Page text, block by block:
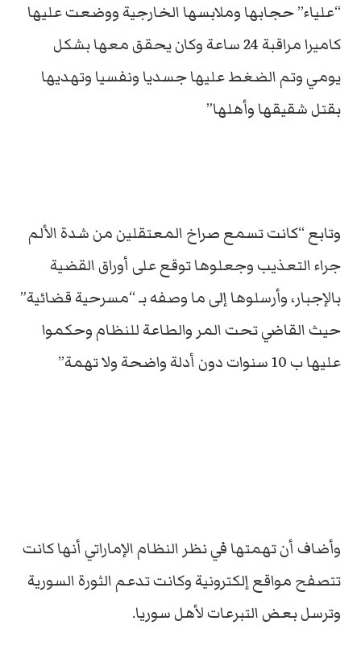
“علياء” حجابها وملابسها الخارجية ووضعت عليها
كاميرا مراقبة 24 ساعة وكان يحقق معها بشكل
يومي وتم الضغط عليها جسديا ونفسيا وتهديها
بقتل شقيقها وأهلها”
وتابع “كانت تسمع صراخ المعتقلين من شدة الألم
جراء التعذيب وجعلوها توقع على أوراق القضية
بالإجبار، وأرسلوها إلى ما وصفه بـ “مسرحية قضائية”
حيث القاضي تحت المر والطاعة للنظام وحكموا
عليها ب 10 سنوات دون أدلة واضحة ولا تهمة”
وأضاف أن تهمتها في نظر النظام الإماراتي أنها كانت
تتصفح مواقع إلكترونية وكانت تدعم الثورة السورية
وترسل بعض التبرعات لأهل سوريا.